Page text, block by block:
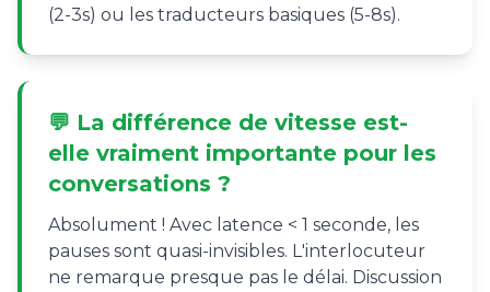
(2-3s) ou les traducteurs basiques (5-8s).
💬 La différence de vitesse est-
elle vraiment importante pour les
conversations ?
Absolument ! Avec latence < 1 seconde, les
pauses sont quasi-invisibles. L'interlocuteur
ne remarque presque pas le délai. Discussion